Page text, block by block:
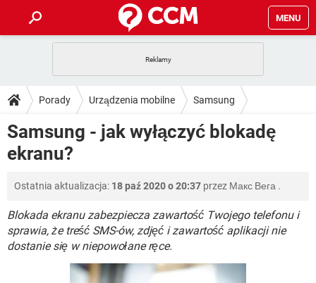
MENU
GRY WHATSAPP
SPOTIFY NETFLIX
INSTAGRAM
PORADY
PlayStation TIKTOK
GRY WHATSAPP
INSTAGRAM FACEBOOK
WINDOWS 10
DO POBRANIA
ANDROID
INSTAGRAM FACEBOOK
WINDOWS 10
FORUM
COVID-19 TIKTOK
GRY WHATSAPP
SPOTIFY NETFLIX
COVID-19 TIKTOK
GRY WHATSAPP
NETFLIX
Porady Urządzenia mobilne Samsung
Samsung - jak wyłączyć blokadę
ekranu?
Ostatnia aktualizacja: 18 paź 2020 o 20:37 przez Макс Вега .
Blokada ekranu zabezpiecza zawartość Twojego telefonu i
sprawia, że treść SMS-ów, zdjęć i zawartość aplikacji nie
dostanie się w niepowołane ręce.